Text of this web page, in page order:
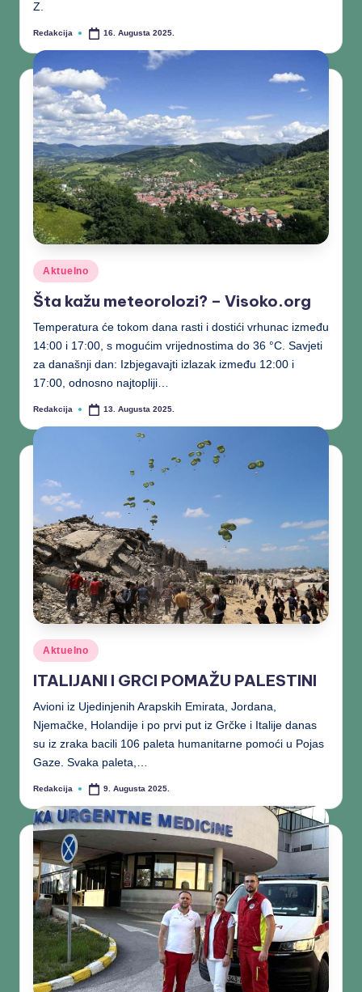
Z.
Redakcija 16. Augusta 2025.
Aktuelno
Šta kažu meteorolozi? – Visoko.org
Temperatura će tokom dana rasti i dostići vrhunac između
14:00 i 17:00, s mogućim vrijednostima do 36 °C. Savjeti
za današnji dan: Izbjegavajti izlazak između 12:00 i
17:00, odnosno najtopliji…
Redakcija 13. Augusta 2025.
Aktuelno
ITALIJANI I GRCI POMAŽU PALESTINI
Avioni iz Ujedinjenih Arapskih Emirata, Jordana,
Njemačke, Holandije i po prvi put iz Grčke i Italije danas
su iz zraka bacili 106 paleta humanitarne pomoći u Pojas
Gaze. Svaka paleta,…
Redakcija 9. Augusta 2025.